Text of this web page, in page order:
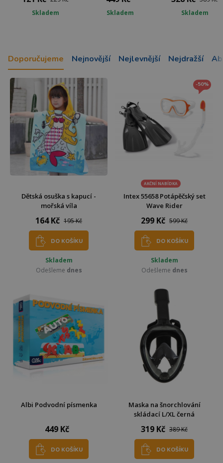
Skladem
Skladem
Skladem
Doporučujeme Nejnovější Nejlevnější Nejdražší
Dětská osuška s kapucí -
mořská víla
164 Kč 195 Kč
DO KOŠÍKU
Skladem
Odešleme dnes
-50%
AKČNÍ NABÍDKA
Intex 55658 Potápěčský set
Wave Rider
299 Kč 599 Kč
DO KOŠÍKU
Skladem
Odešleme dnes
Albi Podvodní písmenka
449 Kč
DO KOŠÍKU
Maska na šnorchlování
skládací L/XL černá
319 Kč 389 Kč
DO KOŠÍKU